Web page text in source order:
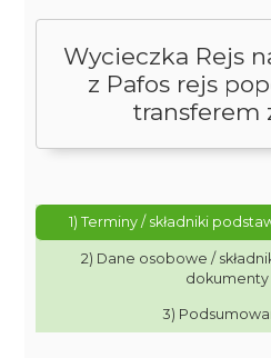
Wycieczka Rejs
z Pafos rejs
transferem
1) Terminy / składniki
2) Dane osobowe /
dokumenty
3)